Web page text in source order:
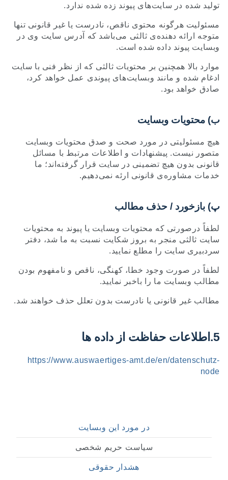
تولید شده در سایت‌های پیوند زده شده ندارد.
مسئولیت هرگونه محتوی ناقص، نادرست یا غیر قانونی تنها
متوجه ارائه دهنده‌ی ثالثی می‌باشد که آدرس سایت وی در
وبسایت پیوند داده شده است.
موارد بالا همچنین بر محتویات ثالثی که از نظر فنی با سایت
ادغام شده و مانند وبسایت‌های پیوندی عمل خواهد کرد،
صادق خواهد بود.
ب) محتویات وبسایت
هیچ مسئولیتی در مورد صحت و صدق محتویات وبسایت
متصور نیست. پیشنهادات و اطلاعات مرتبط با مسائل
قانونی بدون هیچ تضمینی در سایت قرار گرفته‌اند؛ ما
خدمات مشاوره‌ی قانونی ارئه نمی‌دهیم.
پ) بازخورد / حذف مطالب
لطفاً درصورتی که محتویات وبسایت یا پیوند به محتویات
سایت ثالثی منجر به بروز شکایت نسبت به ما شد، دفتر
سردبیری سایت را مطلع نمایید.
لطفاً در صورت وجود خطا، کهنگی، ناقص و نامفهوم بودن
مطالب وبسایت ما را باخبر نمایید.
مطالب غیر قانونی یا نادرست بدون تعلل حذف خواهند شد.
5.اطلاعات حفاظت از داده ها
https://www.auswaertiges-amt.de/en/datenschutz-
node
در مورد این وبسایت
سیاست حریم شخصی
هشدار حقوقی